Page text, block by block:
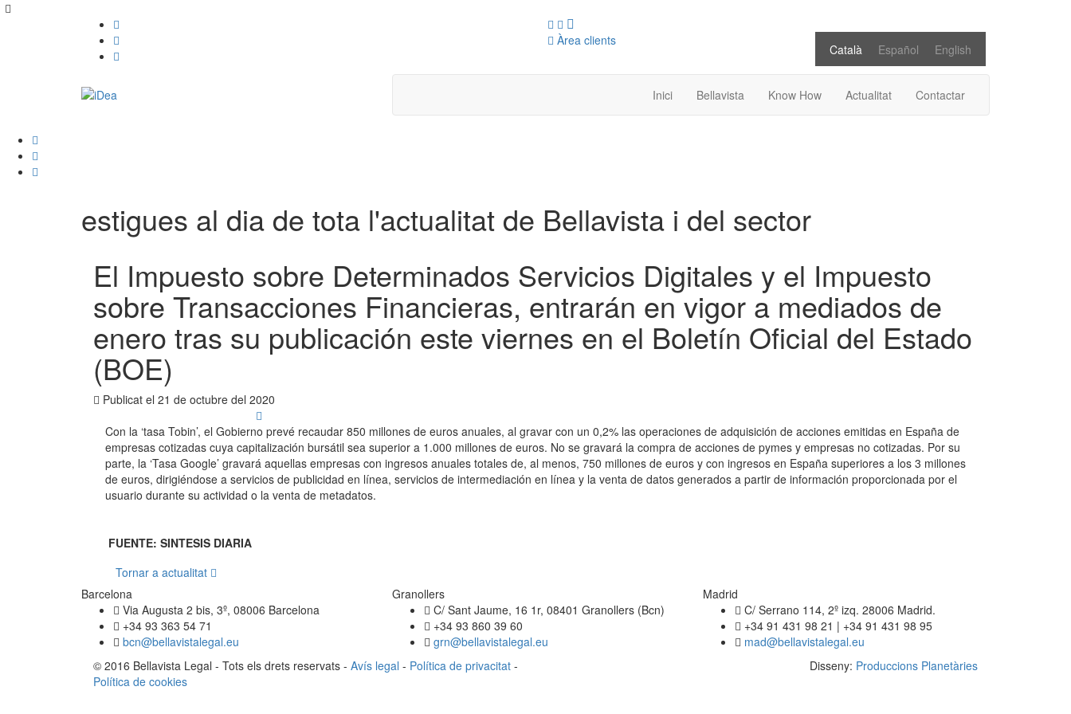
Català Español English
Àrea clients
Inici Bellavista Know How Actualitat Contactar
estigues al dia de tota l'actualitat de Bellavista i del sector
El Impuesto sobre Determinados Servicios Digitales y el Impuesto
sobre Transacciones Financieras, entrarán en vigor a mediados de
enero tras su publicación este viernes en el Boletín Oficial del Estado
(BOE)
Publicat el 21 de octubre del 2020
Con la ‘tasa Tobin’, el Gobierno prevé recaudar 850 millones de euros anuales, al gravar con un 0,2% las operaciones de adquisición de acciones emitidas en España de
empresas cotizadas cuya capitalización bursátil sea superior a 1.000 millones de euros. No se gravará la compra de acciones de pymes y empresas no cotizadas. Por su
parte, la ‘Tasa Google’ gravará aquellas empresas con ingresos anuales totales de, al menos, 750 millones de euros y con ingresos en España superiores a los 3 millones
de euros, dirigiéndose a servicios de publicidad en línea, servicios de intermediación en línea y la venta de datos generados a partir de información proporcionada por el
usuario durante su actividad o la venta de metadatos.
FUENTE: SINTESIS DIARIA
Tornar a actualitat
Barcelona
Via Augusta 2 bis, 3º, 08006 Barcelona
+34 93 363 54 71
bcn@bellavistalegal.eu
Granollers
C/ Sant Jaume, 16 1r, 08401 Granollers (Bcn)
+34 93 860 39 60
grn@bellavistalegal.eu
Madrid
C/ Serrano 114, 2º izq. 28006 Madrid.
+34 91 431 98 21 | +34 91 431 98 95
mad@bellavistalegal.eu
© 2016 Bellavista Legal - Tots els drets reservats - Avís legal - Política de privacitat -
Política de cookies
Disseny: Produccions Planetàries